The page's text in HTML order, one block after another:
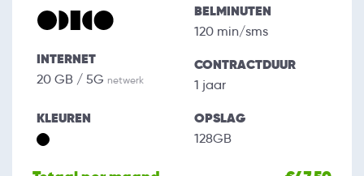
INTERNET
20 GB / 5G netwerk
BELMINUTEN
120 min/sms
CONTRACTDUUR
1 jaar
KLEUREN OPSLAG
128GB